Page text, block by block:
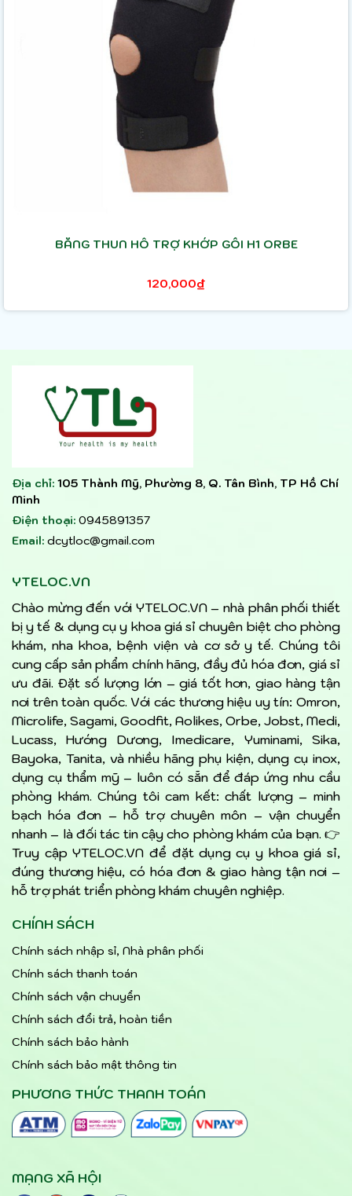
BĂNG THUN HỖ TRỢ KHỚP GỐI H1 ORBE
120,000₫
Địa chỉ: 105 Thành Mỹ, Phường 8, Q. Tân Bình, TP Hồ Chí
Minh
Điện thoại: 0945891357
Email: dcytloc@gmail.com
YTELOC.VN
Chào mừng đến với YTELOC.VN – nhà phân phối thiết
bị y tế & dụng cụ y khoa giá sỉ chuyên biệt cho phòng
khám, nha khoa, bệnh viện và cơ sở y tế. Chúng tôi
cung cấp sản phẩm chính hãng, đầy đủ hóa đơn, giá sỉ
ưu đãi. Đặt số lượng lớn – giá tốt hơn, giao hàng tận
nơi trên toàn quốc. Với các thương hiệu uy tín: Omron,
Microlife, Sagami, Goodfit, Aolikes, Orbe, Jobst, Medi,
Lucass, Hướng Dương, Imedicare, Yuminami, Sika,
Bayoka, Tanita, và nhiều hãng phụ kiện, dụng cụ inox,
dụng cụ thẩm mỹ – luôn có sẵn để đáp ứng nhu cầu
phòng khám. Chúng tôi cam kết: chất lượng – minh
bạch hóa đơn – hỗ trợ chuyên môn – vận chuyển
nhanh – là đối tác tin cậy cho phòng khám của bạn. 👉
Truy cập YTELOC.VN để đặt dụng cụ y khoa giá sỉ,
đúng thương hiệu, có hóa đơn & giao hàng tận nơi –
hỗ trợ phát triển phòng khám chuyên nghiệp.
CHÍNH SÁCH
Chính sách nhập sỉ, Nhà phân phối
Chính sách thanh toán
Chính sách vận chuyển
Chính sách đổi trả, hoàn tiền
Chính sách bảo hành
Chính sách bảo mật thông tin
PHƯƠNG THỨC THANH TOÁN
MẠNG XÃ HỘI